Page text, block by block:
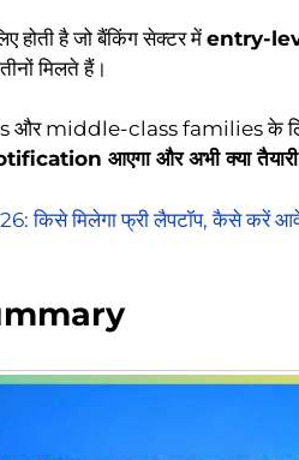
है जो बैंकिंग सेक्टर में entry-
तीनों मिलते हैं।
और middle-class families के
आएगा और अभी क्या तैयारी
मिलेगा फ्री लैपटॉप, कैसे करें